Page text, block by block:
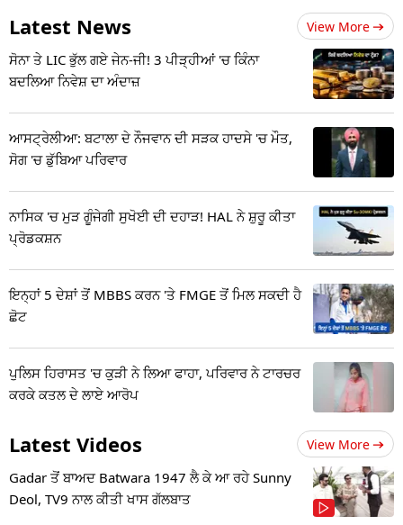
Latest News View More
ਸੋਨਾ ਤੇ LIC ਭੁੱਲ ਗਏ ਜੇਨ-ਜੀ! 3 ਪੀੜ੍ਹੀਆਂ 'ਚ ਕਿੰਨਾ
ਬਦਲਿਆ ਨਿਵੇਸ਼ ਦਾ ਅੰਦਾਜ਼
ਆਸਟ੍ਰੇਲੀਆ: ਬਟਾਲਾ ਦੇ ਨੌਜਵਾਨ ਦੀ ਸੜਕ ਹਾਦਸੇ 'ਚ ਮੌਤ,
ਸੋਗ 'ਚ ਡੁੱਬਿਆ ਪਰਿਵਾਰ
ਨਾਸਿਕ 'ਚ ਮੁੜ ਗੂੰਜੇਗੀ ਸੁਖੋਈ ਦੀ ਦਹਾੜ! HAL ਨੇ ਸ਼ੁਰੂ ਕੀਤਾ
ਪ੍ਰੋਡਕਸ਼ਨ
ਇਨ੍ਹਾਂ 5 ਦੇਸ਼ਾਂ ਤੋਂ MBBS ਕਰਨ 'ਤੇ FMGE ਤੋਂ ਮਿਲ ਸਕਦੀ ਹੈ
ਛੋਟ
ਪੁਲਿਸ ਹਿਰਾਸਤ 'ਚ ਕੁੜੀ ਨੇ ਲਿਆ ਫਾਹਾ, ਪਰਿਵਾਰ ਨੇ ਟਾਰਚਰ
ਕਰਕੇ ਕਤਲ ਦੇ ਲਾਏ ਆਰੋਪ
Latest Videos View More
Gadar ਤੋਂ ਬਾਅਦ Batwara 1947 ਲੈ ਕੇ ਆ ਰਹੇ Sunny
Deol, TV9 ਨਾਲ ਕੀਤੀ ਖਾਸ ਗੱਲਬਾਤ